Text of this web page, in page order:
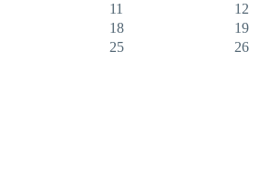
11
12
18
19
25
26